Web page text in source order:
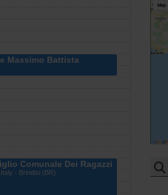
Comunale Dei Ragazzi
- Brindisi (BR)
Massimo Battista